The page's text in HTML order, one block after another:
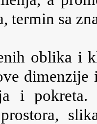
termin sa
oblika i
dimenzije
i